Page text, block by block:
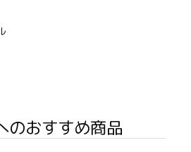
のおすすめ商品